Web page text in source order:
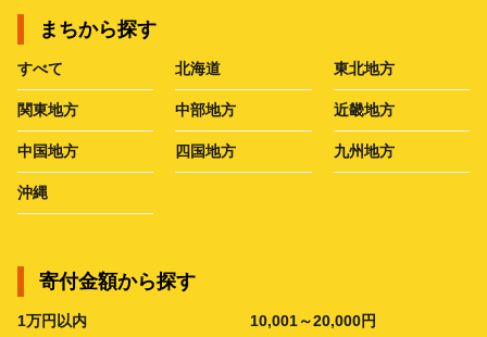
まちから探す
すべて 北海道 東北地方
関東地方 中部地方 近畿地方
中国地方 四国地方 九州地方
沖縄
寄付金額から探す
1万円以内 10,001～20,000円